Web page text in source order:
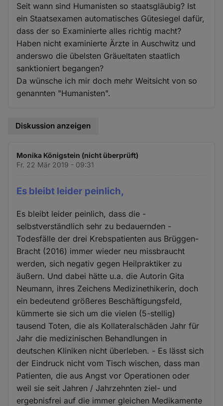
Seit wann sind Humanisten so staatsgläubig? Ist
ein Staatsexamen automatisches Gütesiegel dafür,
dass der so Examinierte alles richtig macht?
Haben nicht examinierte Ärzte in Auschwitz und
anderswo die übelsten Gräueltaten staatlich
sanktioniert begangen?
Da wünsche ich mir doch mehr Weitsicht von so
genannten "Humanisten".
Diskussion anzeigen
Monika Königstein (nicht überprüft)
Fr. 22 Mär 2019 - 09:31
Es bleibt leider peinlich,
Es bleibt leider peinlich, dass die -
selbstverständlich sehr zu bedauernden -
Todesfälle der drei Krebspatienten aus Brüggen-
Bracht (2016) immer wieder neu missbraucht
werden, sich negativ gegen Heilpraktiker zu
äußern. Und dabei hätte u.a. die Autorin Gita
Neumann, ihres Zeichens Medizinethikerin, doch
ein bedeutend größeres Beschäftigungsfeld,
kümmerte sie sich um die vielen (5-stellig)
tausend Toten, die als Kollateralschäden Jahr für
Jahr die medizinischen Behandlungen in
deutschen Kliniken nicht überleben. - Es lässt sich
der Eindruck nicht vom Tisch wischen, dass man
Patienten, die aus Angst vor Operationen oder
weil sie seit Jahren / Jahrzehnten ziel- und
ergebnisfrei auf die immer gleichen Medikamente